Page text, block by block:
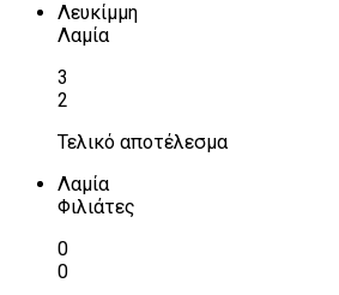
Λευκίμμη
Λαμία
3
2
Τελικό αποτέλεσμα
Λαμία
Φιλιάτες
0
0